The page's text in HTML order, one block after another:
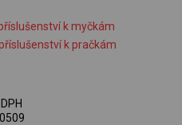
k myčkám
k pračkám